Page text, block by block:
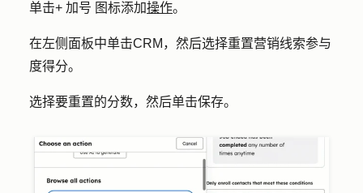
单击+ 加号 图标添加操作。
在左侧面板中单击CRM ，然后选择重置营销线索参与
度得分。
选择要重置的分数，然后单击保存。